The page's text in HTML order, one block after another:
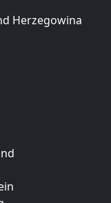
Herzegowina